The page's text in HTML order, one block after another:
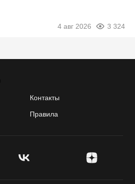
4 авг 2026 3 324
Контакты
Правила